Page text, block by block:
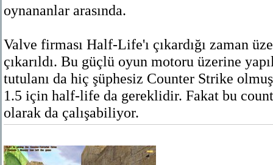
oynananlar arasında.
Valve firması Half-Life'ı çıkardığı zaman
çıkarıldı. Bu güçlü oyun motoru üzerine
tutulanı da hiç şüphesiz Counter Strike
1.5 için half-life da gereklidir. Fakat bu
olarak da çalışabiliyor.